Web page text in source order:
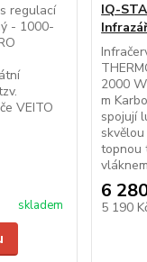
regulací
- 1000-
VEITO
skladem
IQ-
2000
m
spojují
topnou
6
5 190